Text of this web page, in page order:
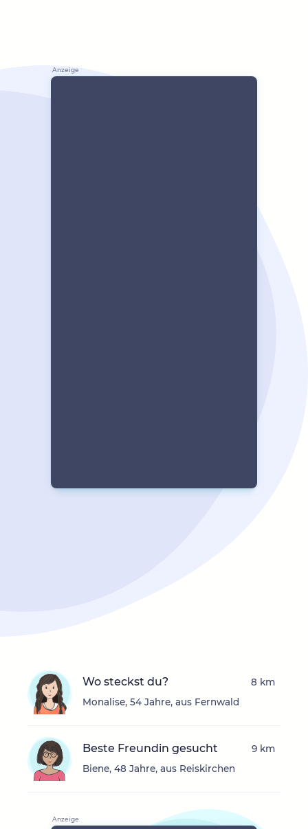
Wo steckst du?
Monalise, 54 Jahre, aus Fernwald
8 km
Beste Freundin gesucht
Biene, 48 Jahre, aus Reiskirchen
9 km